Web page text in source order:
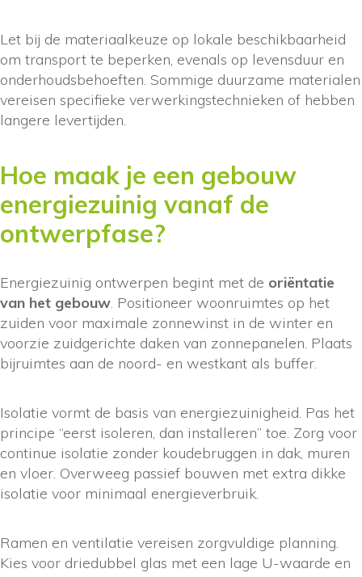
Let bij de materiaalkeuze op lokale beschikbaarheid
om transport te beperken, evenals op levensduur en
onderhoudsbehoeften. Sommige duurzame materialen
vereisen specifieke verwerkingstechnieken of hebben
langere levertijden.
Hoe maak je een gebouw
energiezuinig vanaf de
ontwerpfase?
Energiezuinig ontwerpen begint met de oriëntatie
van het gebouw. Positioneer woonruimtes op het
zuiden voor maximale zonnewinst in de winter en
voorzie zuidgerichte daken van zonnepanelen. Plaats
bijruimtes aan de noord- en westkant als buffer.
Isolatie vormt de basis van energiezuinigheid. Pas het
principe “eerst isoleren, dan installeren” toe. Zorg voor
continue isolatie zonder koudebruggen in dak, muren
en vloer. Overweeg passief bouwen met extra dikke
isolatie voor minimaal energieverbruik.
Ramen en ventilatie vereisen zorgvuldige planning.
Kies voor driedubbel glas met een lage U-waarde en